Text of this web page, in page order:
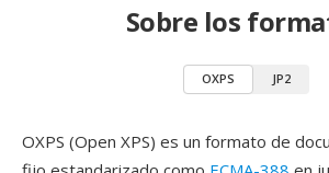
Sobre los
OXPS JP2
OXPS (Open XPS) es un formato de